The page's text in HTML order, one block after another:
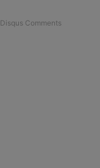
Disqus Comments